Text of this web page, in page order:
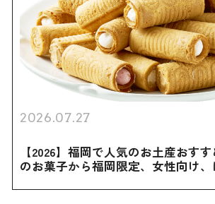
2026.07.27
【2026】福岡で人気のお土産おす
のお菓子から福岡限定、女性向け、